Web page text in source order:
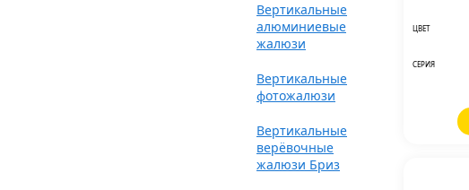
Вертикальные
алюминиевые
жалюзи
Вертикальные
фотожалюзи
Вертикальные
верёвочные
жалюзи Бриз
ЦВЕТ
СЕРИЯ